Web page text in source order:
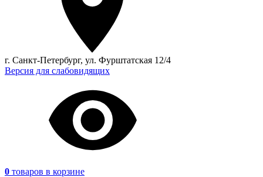
г. Санкт-Петербург, ул. Фурштатская 12/4
Версия для слабовидящих
0 товаров в корзине